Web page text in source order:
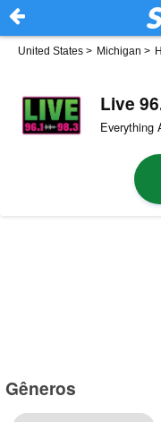
United States > Michigan >
Live
Everything
Gêneros